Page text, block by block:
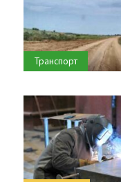
Транспорт